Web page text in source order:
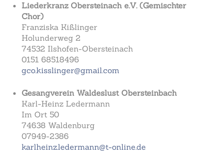
Liederkranz Obersteinach e.V. (Gemischter
Chor)
Franziska Kißlinger
Holunderweg 2
74532 Ilshofen-Obersteinach
0151 68518496
gco.kisslinger@gmail.com
Gesangverein Waldeslust Obersteinbach
Karl-Heinz Ledermann
Im Ort 50
74638 Waldenburg
07949-2386
karlheinz.ledermann@t-online.de